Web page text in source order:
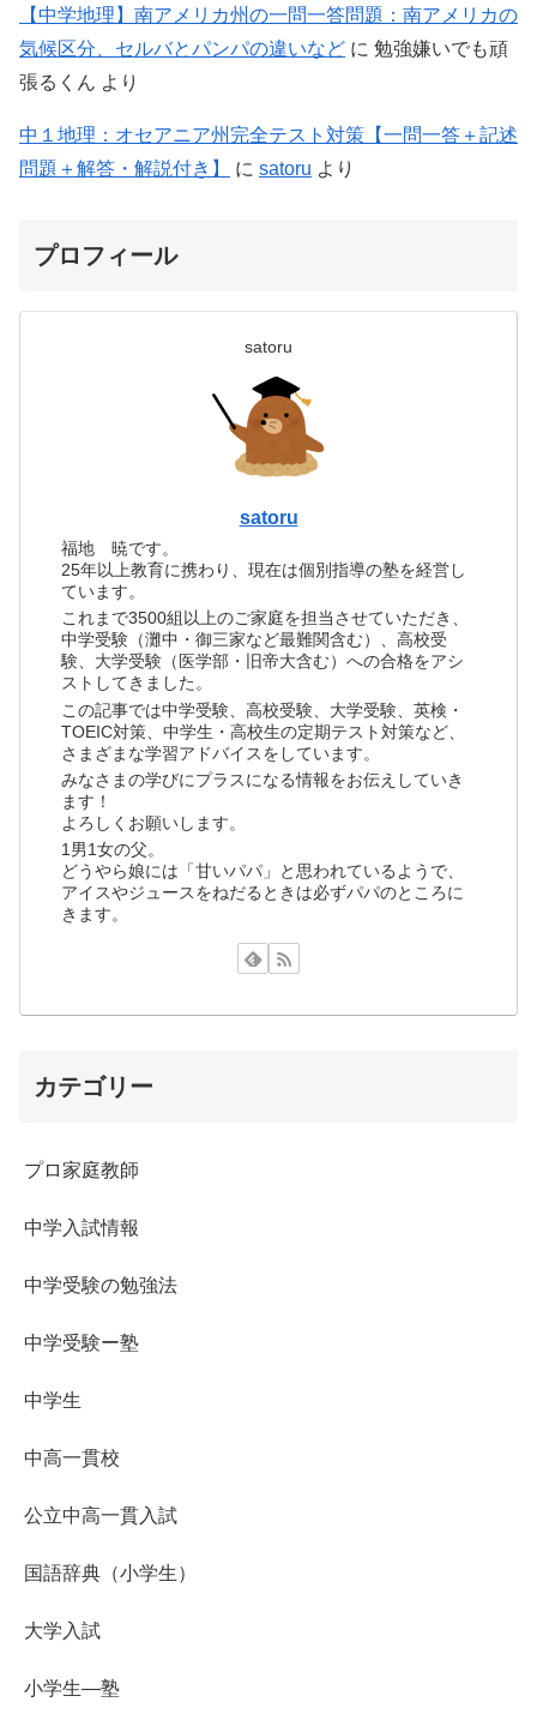
【中学地理】南アメリカ州の一問一答問題：南アメリカの
気候区分、セルバとパンパの違いなど に 勉強嫌いでも頑
張るくん より
中１地理：オセアニア州完全テスト対策【一問一答＋記述
問題＋解答・解説付き】
に satoru より
プロフィール
satoru
satoru
福地 暁です。
25年以上教育に携わり、現在は個別指導の塾を経営し
ています。
これまで3500組以上のご家庭を担当させていただき、
中学受験（灘中・御三家など最難関含む）、高校受
験、大学受験（医学部・旧帝大含む）への合格をアシ
ストしてきました。
この記事では中学受験、高校受験、大学受験、英検・
TOEIC対策、中学生・高校生の定期テスト対策など、
さまざまな学習アドバイスをしています。
みなさまの学びにプラスになる情報をお伝えしていき
ます！
よろしくお願いします。
1男1女の父。
どうやら娘には「甘いパパ」と思われているようで、
アイスやジュースをねだるときは必ずパパのところに
きます。
カテゴリー
プロ家庭教師
中学入試情報
中学受験の勉強法
中学受験ー塾
中学生
中高一貫校
公立中高一貫入試
国語辞典（小学生）
大学入試
小学生―塾